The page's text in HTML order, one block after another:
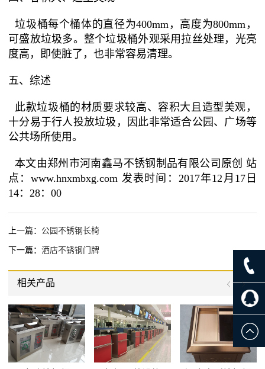
垃圾桶每个桶体的直径为400mm，高度为800mm，
可盛放垃圾多。整个垃圾桶外观采用拉丝处理，光亮
度高，即使脏了，也非常容易清理。
五、综述
此款垃圾桶的材质要求较高、容积大且造型美观，
十分易于行人投放垃圾，因此非常适合公园、广场等
公共场所使用。
本文由郑州市河南鑫马不锈钢制品有限公司原创 站
点：www.hnxmbxg.com 发表时间：2017年12月17日
14：28：00
上一篇： 公园不锈钢长椅
下一篇： 洒店不锈钢门牌
相关产品